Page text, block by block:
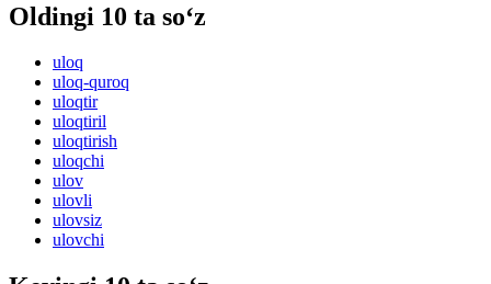
Oldingi 10 ta so‘z
uloq
uloq-quroq
uloqtir
uloqtiril
uloqtirish
uloqchi
ulov
ulovli
ulovsiz
ulovchi